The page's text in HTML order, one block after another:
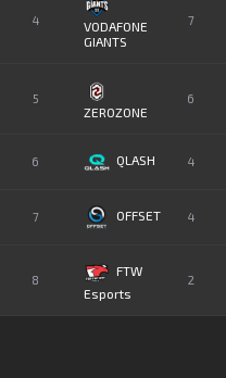
4
VODAFONE
GIANTS
7
5
ZEROZONE
6
6 QLASH 4
7 OFFSET 4
8
FTW
Esports
2